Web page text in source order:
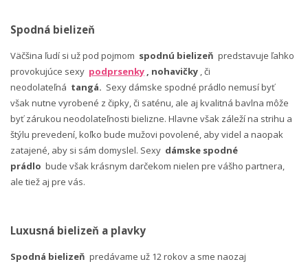
Spodná bielizeň
Väčšina ľudí si už pod pojmom spodnú bielizeň predstavuje ľahko
provokujúce sexy podprsenky , nohavičky , či
neodolateľná tangá. Sexy dámske spodné prádlo nemusí byť
však nutne vyrobené z čipky, či saténu, ale aj kvalitná bavlna môže
byť zárukou neodolateľnosti bielizne. Hlavne však záleží na strihu a
štýlu prevedení, koľko bude mužovi povolené, aby videl a naopak
zatajené, aby si sám domyslel. Sexy dámske spodné
prádlo bude však krásnym darčekom nielen pre vášho partnera,
ale tiež aj pre vás.
Luxusná bielizeň a plavky
Spodná bielizeň predávame už 12 rokov a sme naozaj